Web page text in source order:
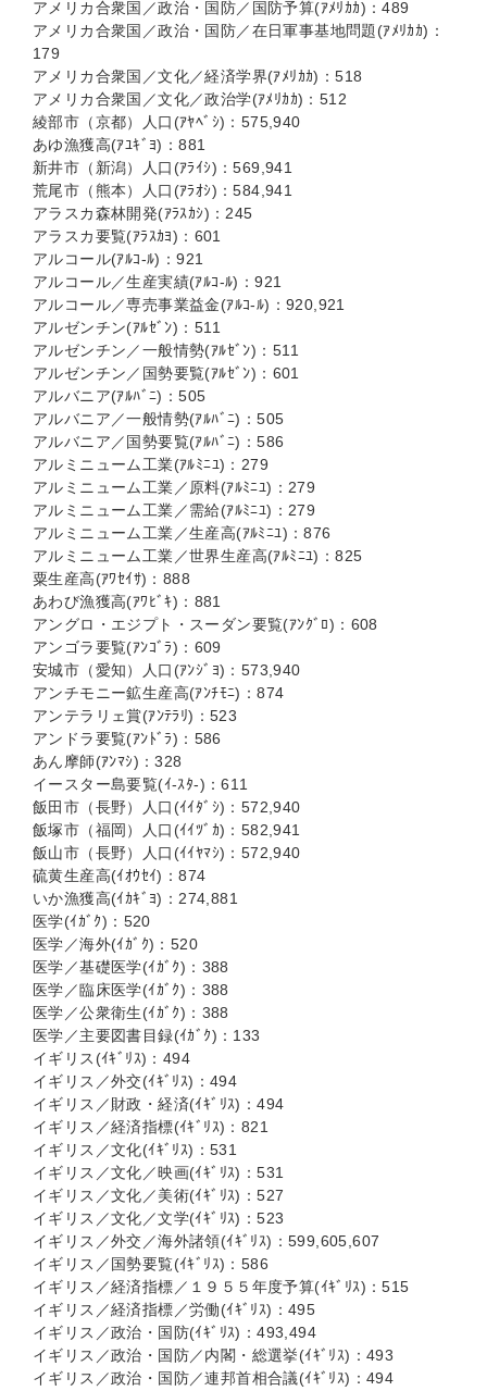
アメリカ合衆国／政治・国防／国防予算(ｱﾒﾘｶｶ)：489
アメリカ合衆国／政治・国防／在日軍事基地問題(ｱﾒﾘｶｶ)：
179
アメリカ合衆国／文化／経済学界(ｱﾒﾘｶｶ)：518
アメリカ合衆国／文化／政治学(ｱﾒﾘｶｶ)：512
綾部市（京都）人口(ｱﾔﾍﾞｼ)：575,940
あゆ漁獲高(ｱﾕｷﾞﾖ)：881
新井市（新潟）人口(ｱﾗｲｼ)：569,941
荒尾市（熊本）人口(ｱﾗｵｼ)：584,941
アラスカ森林開発(ｱﾗｽｶｼ)：245
アラスカ要覧(ｱﾗｽｶﾖ)：601
アルコール(ｱﾙｺ-ﾙ)：921
アルコール／生産実績(ｱﾙｺ-ﾙ)：921
アルコール／専売事業益金(ｱﾙｺ-ﾙ)：920,921
アルゼンチン(ｱﾙｾﾞﾝ)：511
アルゼンチン／一般情勢(ｱﾙｾﾞﾝ)：511
アルゼンチン／国勢要覧(ｱﾙｾﾞﾝ)：601
アルバニア(ｱﾙﾊﾞﾆ)：505
アルバニア／一般情勢(ｱﾙﾊﾞﾆ)：505
アルバニア／国勢要覧(ｱﾙﾊﾞﾆ)：586
アルミニューム工業(ｱﾙﾐﾆﾕ)：279
アルミニューム工業／原料(ｱﾙﾐﾆﾕ)：279
アルミニューム工業／需給(ｱﾙﾐﾆﾕ)：279
アルミニューム工業／生産高(ｱﾙﾐﾆﾕ)：876
アルミニューム工業／世界生産高(ｱﾙﾐﾆﾕ)：825
粟生産高(ｱﾜｾｲｻ)：888
あわび漁獲高(ｱﾜﾋﾞｷ)：881
アングロ・エジプト・スーダン要覧(ｱﾝｸﾞﾛ)：608
アンゴラ要覧(ｱﾝｺﾞﾗ)：609
安城市（愛知）人口(ｱﾝｼﾞﾖ)：573,940
アンチモニー鉱生産高(ｱﾝﾁﾓﾆ)：874
アンテラリェ賞(ｱﾝﾃﾗﾘ)：523
アンドラ要覧(ｱﾝﾄﾞﾗ)：586
あん摩師(ｱﾝﾏｼ)：328
イースター島要覧(ｲ-ｽﾀ-)：611
飯田市（長野）人口(ｲｲﾀﾞｼ)：572,940
飯塚市（福岡）人口(ｲｲﾂﾞｶ)：582,941
飯山市（長野）人口(ｲｲﾔﾏｼ)：572,940
硫黄生産高(ｲｵｳｾｲ)：874
いか漁獲高(ｲｶｷﾞﾖ)：274,881
医学(ｲｶﾞｸ)：520
医学／海外(ｲｶﾞｸ)：520
医学／基礎医学(ｲｶﾞｸ)：388
医学／臨床医学(ｲｶﾞｸ)：388
医学／公衆衛生(ｲｶﾞｸ)：388
医学／主要図書目録(ｲｶﾞｸ)：133
イギリス(ｲｷﾞﾘｽ)：494
イギリス／外交(ｲｷﾞﾘｽ)：494
イギリス／財政・経済(ｲｷﾞﾘｽ)：494
イギリス／経済指標(ｲｷﾞﾘｽ)：821
イギリス／文化(ｲｷﾞﾘｽ)：531
イギリス／文化／映画(ｲｷﾞﾘｽ)：531
イギリス／文化／美術(ｲｷﾞﾘｽ)：527
イギリス／文化／文学(ｲｷﾞﾘｽ)：523
イギリス／外交／海外諸領(ｲｷﾞﾘｽ)：599,605,607
イギリス／国勢要覧(ｲｷﾞﾘｽ)：586
イギリス／経済指標／１９５５年度予算(ｲｷﾞﾘｽ)：515
イギリス／経済指標／労働(ｲｷﾞﾘｽ)：495
イギリス／政治・国防(ｲｷﾞﾘｽ)：493,494
イギリス／政治・国防／内閣・総選挙(ｲｷﾞﾘｽ)：493
イギリス／政治・国防／連邦首相合議(ｲｷﾞﾘｽ)：494